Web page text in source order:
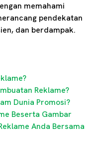
memahami
pendekatan
dan berdampak.
Reklame?
Dunia Promosi?
Beserta Gambar
Anda Bersama